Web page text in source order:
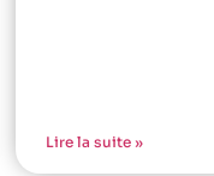
Lire la suite »